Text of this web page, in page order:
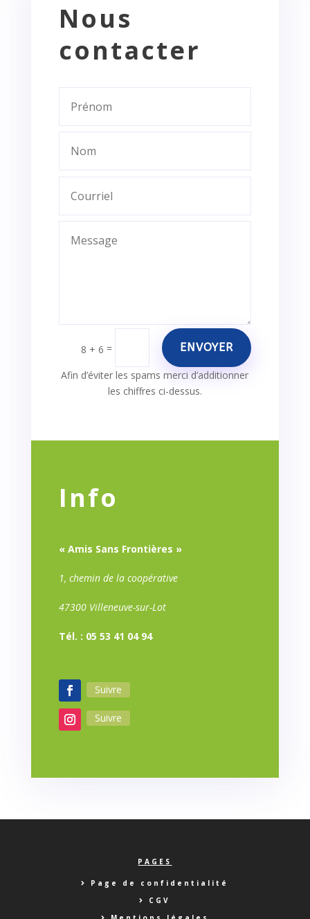
Nous
contacter
8 + 6 = ENVOYER
Afin d’éviter les spams merci d’additionner
les chiffres ci-dessus.
Info
« Amis Sans Frontières »
1, chemin de la coopérative
47300 Villeneuve-sur-Lot
Tél. : 05 53 41 04 94
Suivre
Suivre
PAGES
Page de confidentialité
CGV